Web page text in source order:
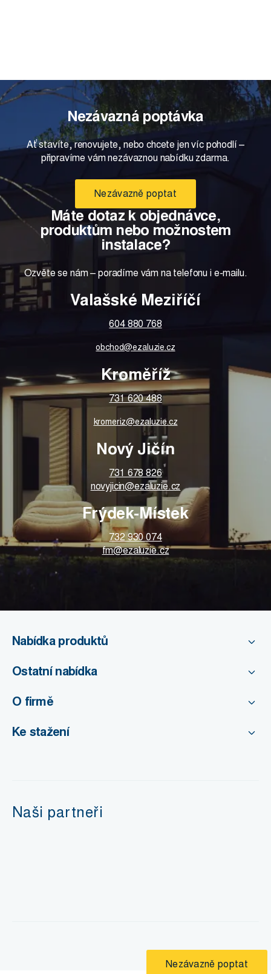
Nezávazná poptávka
Ať stavíte, renovujete, nebo chcete jen víc pohodlí –
připravíme vám nezávaznou nabídku zdarma.
Nezávazně poptat
Máte dotaz k objednávce,
produktům nebo možnostem
instalace?
Ozvěte se nám – poradíme vám na telefonu i e-mailu.
Valašské Meziříčí
604 880 768
obchod@ezaluzie.cz
Kroměříž
731 620 488
kromeriz@ezaluzie.cz
Nový Jičín
731 678 826
novyjicin@ezaluzie.cz
Frýdek-Místek
732 930 074
fm@ezaluzie.cz
Nabídka produktů
Ostatní nabídka
O firmě
Ke stažení
Naši partneři
Nezávazně poptat